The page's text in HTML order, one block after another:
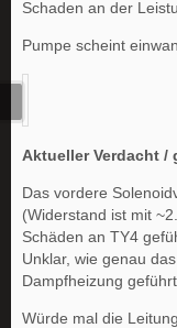
Schaden an der
Pumpe scheint
Aktueller Verdacht /
Das vordere
(Widerstand ist mit
Schäden an TY4
Unklar, wie genau
Dampfheizung
Würde mal die